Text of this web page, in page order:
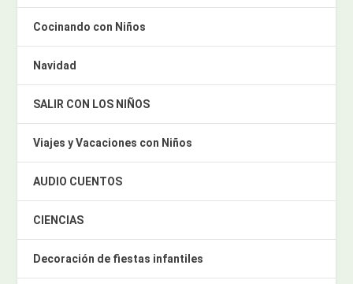
Cocinando con Niños
Navidad
SALIR CON LOS NIÑOS
Viajes y Vacaciones con Niños
AUDIO CUENTOS
CIENCIAS
Decoración de fiestas infantiles